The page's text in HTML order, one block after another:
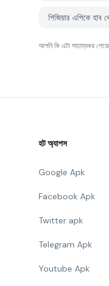
পিজিয়ার এপিকে
আপনি কি এটা সাহায্যকর
হট অ্যাপস
Google Apk
Facebook Apk
Twitter apk
Telegram Apk
Youtube Apk